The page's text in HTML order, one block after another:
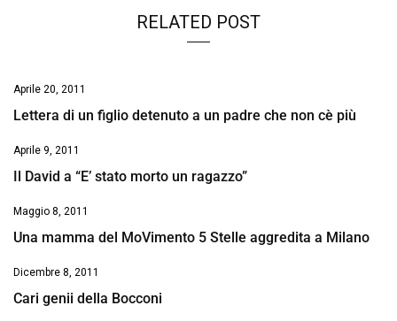
RELATED POST
Aprile 20, 2011
Lettera di un figlio detenuto a un padre che non cè più
Aprile 9, 2011
Il David a “E’ stato morto un ragazzo”
Maggio 8, 2011
Una mamma del MoVimento 5 Stelle aggredita a Milano
Dicembre 8, 2011
Cari genii della Bocconi